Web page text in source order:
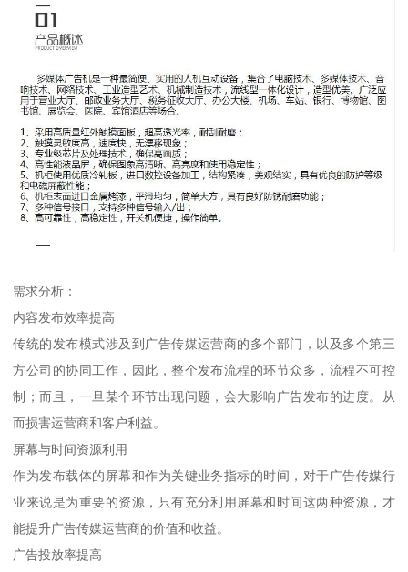
需求分析：
内容发布效率提高
传统的发布模式涉及到广告传媒运营商的多个部门，以及多个第三
方公司的协同工作，因此，整个发布流程的环节众多，流程不可控
制；而且，一旦某个环节出现问题，会大影响广告发布的进度。从
而损害运营商和客户利益。
屏幕与时间资源利用
作为发布载体的屏幕和作为关键业务指标的时间，对于广告传媒行
业来说是为重要的资源，只有充分利用屏幕和时间这两种资源，才
能提升广告传媒运营商的价值和收益。
广告投放率提高